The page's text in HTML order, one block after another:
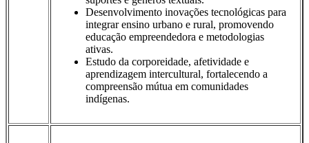
Desenvolvimento inovações tecnológicas para
integrar ensino urbano e rural, promovendo
educação empreendedora e metodologias
ativas.
Estudo da corporeidade, afetividade e
aprendizagem intercultural, fortalecendo a
compreensão mútua em comunidades
indígenas.